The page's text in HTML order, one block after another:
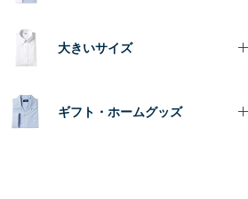
大きいサイズ
ギフト・ホームグッズ